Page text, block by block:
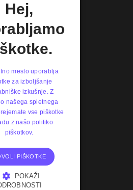
Hej,
mesto uporablja
za izboljšanje
izkušnje. Z
našega spletnega
vse piškotke
z našo politiko
piškotkov.
PIŠKOTKE
POKAŽI